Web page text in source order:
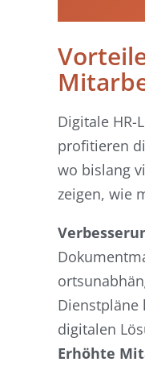
Digitale
profitieren
wo bislang
zeigen, wie
Dienstpläne
digitalen
Erhöhte